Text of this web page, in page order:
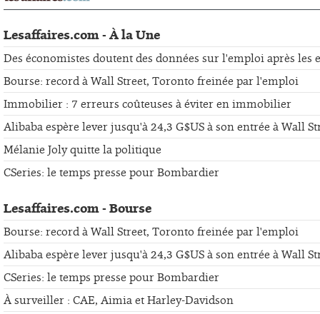
Lesaffaires.com - À la Une
Des économistes doutent des données sur l'emploi après
Bourse: record à Wall Street, Toronto freinée par l'emploi
Immobilier : 7 erreurs coûteuses à éviter en immobilier
Alibaba espère lever jusqu'à 24,3 G$US à son entrée à Wall
Mélanie Joly quitte la politique
CSeries: le temps presse pour Bombardier
Lesaffaires.com - Bourse
Bourse: record à Wall Street, Toronto freinée par l'emploi
Alibaba espère lever jusqu'à 24,3 G$US à son entrée à Wall
CSeries: le temps presse pour Bombardier
À surveiller : CAE, Aimia et Harley-Davidson